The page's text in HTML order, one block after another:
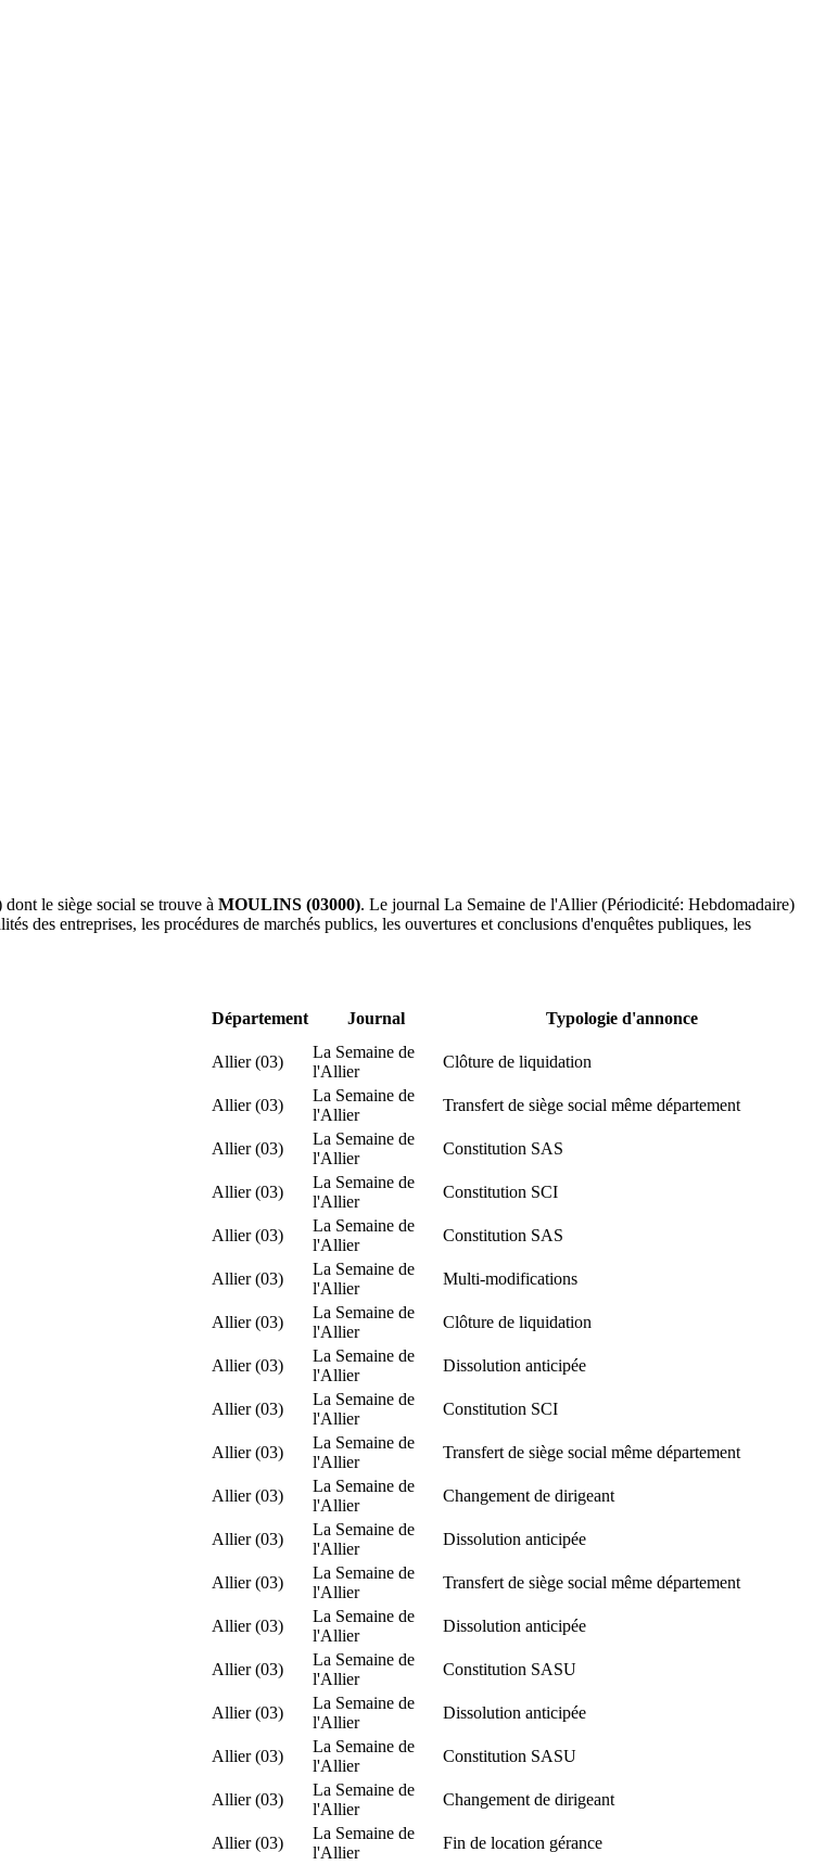
le siège social se trouve à MOULINS (03000). Le journal La Semaine de l'Allier (Périodicité: Hebdomadaire)
des entreprises, les procédures de marchés publics, les ouvertures et conclusions d'enquêtes publiques, les
Département Journal Typologie d'annonce
Allier (03)
La Semaine de
l'Allier
Clôture de liquidation
Allier (03)
La Semaine de
l'Allier
Transfert de siège social même département
Allier (03)
La Semaine de
l'Allier
Constitution SAS
Allier (03)
La Semaine de
l'Allier
Constitution SCI
Allier (03)
La Semaine de
l'Allier
Constitution SAS
Allier (03)
La Semaine de
l'Allier
Multi-modifications
Allier (03)
La Semaine de
l'Allier
Clôture de liquidation
Allier (03)
La Semaine de
l'Allier
Dissolution anticipée
Allier (03)
La Semaine de
l'Allier
Constitution SCI
Allier (03)
La Semaine de
l'Allier
Transfert de siège social même département
Allier (03)
La Semaine de
l'Allier
Changement de dirigeant
Allier (03)
La Semaine de
l'Allier
Dissolution anticipée
Allier (03)
La Semaine de
l'Allier
Transfert de siège social même département
Allier (03)
La Semaine de
l'Allier
Dissolution anticipée
Allier (03)
La Semaine de
l'Allier
Constitution SASU
Allier (03)
La Semaine de
l'Allier
Dissolution anticipée
Allier (03)
La Semaine de
l'Allier
Constitution SASU
Allier (03)
La Semaine de
l'Allier
Changement de dirigeant
Allier (03)
La Semaine de
l'Allier
Fin de location gérance